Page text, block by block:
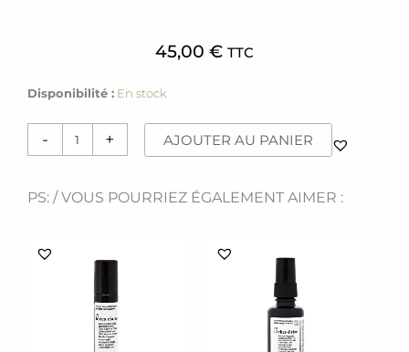
45,00 € TTC
Disponibilité : En stock
-
quantité
]
+ AJOUTER AU PANIER
PS: / VOUS POURRIEZ ÉGALEMENT AIMER :